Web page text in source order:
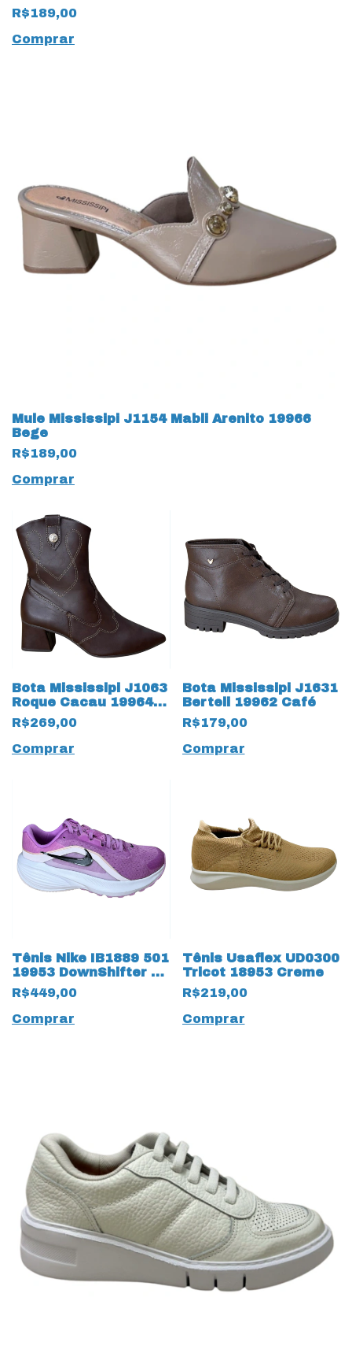
R$189,00
Comprar
Mule Mississipi J1154 Mabli Arenito 19966
Bege
R$189,00
Comprar
Bota Mississipi J1063
Roque Cacau 19964
Café
R$269,00
Comprar
Bota Mississipi J1631
Berteli 19962 Café
R$179,00
Comprar
Tênis Nike IB1889 501
19953 DownShifter 14
Lilás
R$449,00
Comprar
Tênis Usaflex UD0300
Tricot 18953 Creme
R$219,00
Comprar